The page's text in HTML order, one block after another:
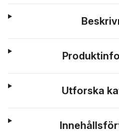
Utforska